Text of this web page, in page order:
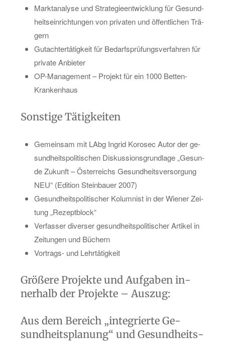
Markt­ana­ly­se und Stra­te­gie­ent­wick­lung für Ge­sund­
heits­ein­rich­tun­gen von pri­va­ten und öf­fent­li­chen Trä­
gern
Gut­ach­ter­tä­tig­keit für Be­darfs­prü­fungs­ver­fah­ren für
pri­va­te An­bie­ter
OP-Ma­nage­ment – Pro­jekt für ein 1000 Bet­ten-
Kran­ken­haus
Sons­ti­ge Tä­tig­kei­ten
Ge­mein­sam mit LAbg In­grid Ko­ro­sec Autor der ge­
sund­heits­po­li­ti­schen Dis­kus­si­ons­grund­la­ge „Ge­sun­
de Zu­kunft – Ös­ter­reichs Ge­sund­heits­ver­sor­gung
NEU“ (Edi­ti­on Stein­bau­er 2007)
Ge­sund­heits­po­li­ti­scher Ko­lum­nist in der Wie­ner Zei­
tung „Re­zept­block“
Ver­fas­ser di­ver­ser ge­sund­heits­po­li­ti­scher Ar­ti­kel in
Zei­tun­gen und Bü­chern
Vor­trags- und Lehr­tä­tig­keit
Grö­ße­re Pro­jek­te und Auf­ga­ben in­
ner­halb der Pro­jek­te – Aus­zug:
Aus dem Be­reich „in­te­grier­te Ge­
sund­heits­pla­nung“ und Ge­sund­heits­